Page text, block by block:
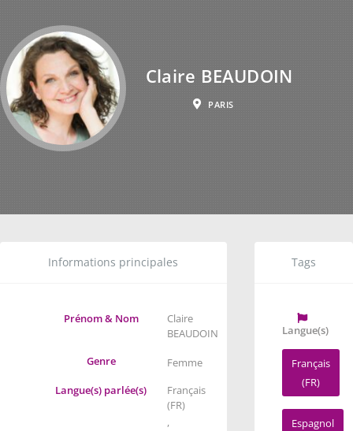
Claire BEAUDOIN
PARIS
Informations principales
Prénom & Nom
Claire
BEAUDOIN
Genre
Femme
Langue(s) parlée(s)
Français
(FR)
,
Tags
Langue(s)
Français
(FR)
Espagnol